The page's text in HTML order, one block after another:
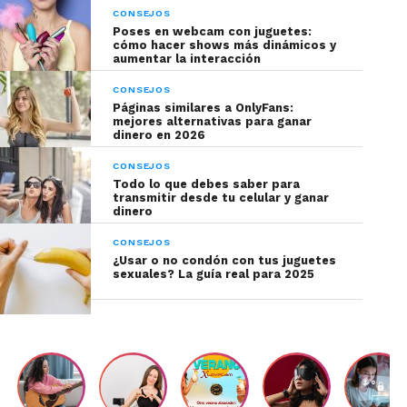
Los grandes avances en materia de Robots sin
duda los ha dado Honda con
capaz de realizar tareas mediante movimientos
similares a los humanos.
Ishiguro, puede reconocer el lenguaje corporal,
hablar y responder al contacto visual; se ha
convertido en uno de los Robots femeninos más
reales a la fecha.
Expectativas
Se prevé que se desarrolle software con diferentes
sexual y así, responder a las necesidades de cada
cliente. También se espera tener la posibilidad de
optar por la réplica de una celebridad para que le
CONSEJOS
Poses en webcam con juguetes:
cómo hacer shows más dinámicos y
aumentar la interacción
CONSEJOS
Páginas similares a OnlyFans:
mejores alternativas para ganar
dinero en 2026
CONSEJOS
Todo lo que debes saber para
transmitir desde tu celular y ganar
dinero
CONSEJOS
¿Usar o no condón con tus juguetes
sexuales? La guía real para 2025